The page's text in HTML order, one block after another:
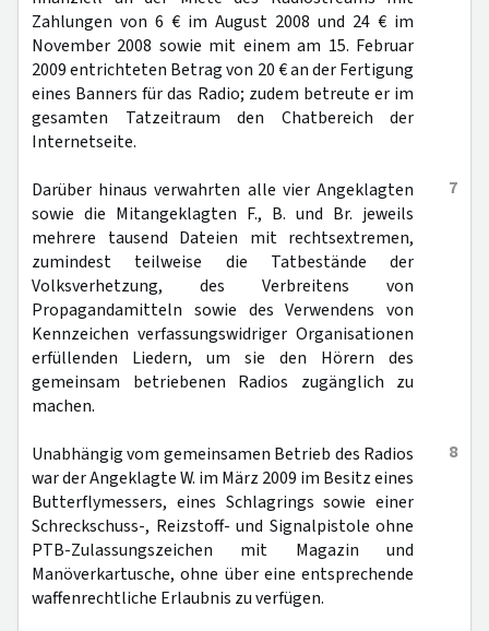
Zahlungen von 6 € im August 2008 und 24 € im
November 2008 sowie mit einem am 15. Februar
2009 entrichteten Betrag von 20 € an der Fertigung
eines Banners für das Radio; zudem betreute er im
gesamten Tatzeitraum den Chatbereich der
Internetseite.
7
Darüber hinaus verwahrten alle vier Angeklagten
sowie die Mitangeklagten F., B. und Br. jeweils
mehrere tausend Dateien mit rechtsextremen,
zumindest teilweise die Tatbestände der
Volksverhetzung, des Verbreitens von
Propagandamitteln sowie des Verwendens von
Kennzeichen verfassungswidriger Organisationen
erfüllenden Liedern, um sie den Hörern des
gemeinsam betriebenen Radios zugänglich zu
machen.
8
Unabhängig vom gemeinsamen Betrieb des Radios
war der Angeklagte W. im März 2009 im Besitz eines
Butterflymessers, eines Schlagrings sowie einer
Schreckschuss-, Reizstoff- und Signalpistole ohne
PTB-Zulassungszeichen mit Magazin und
Manöverkartusche, ohne über eine entsprechende
waffenrechtliche Erlaubnis zu verfügen.